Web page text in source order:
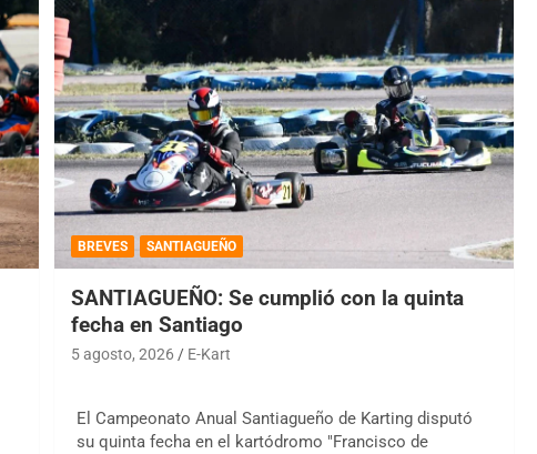
BREVES SANTIAGUEÑO
SANTIAGUEÑO: Se cumplió con la quinta
fecha en Santiago
5 agosto, 2026 E-Kart
El Campeonato Anual Santiagueño de Karting disputó
su quinta fecha en el kartódromo "Francisco de